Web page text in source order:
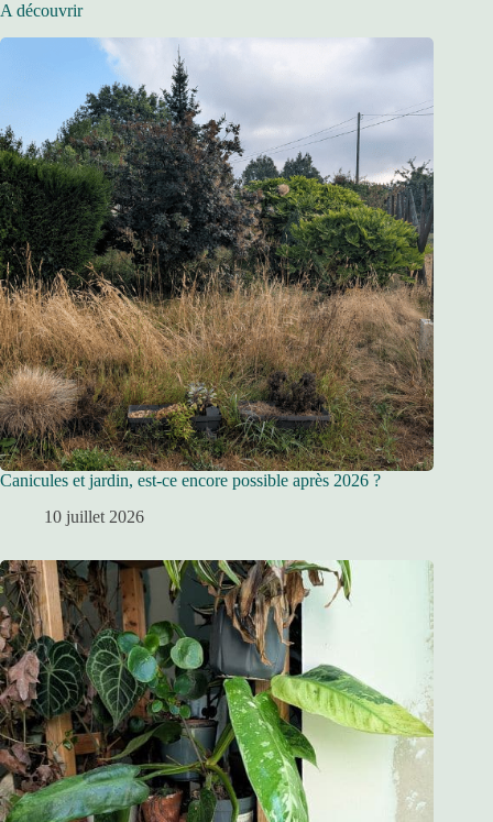
A découvrir
Canicules et jardin, est-ce encore possible après 2026 ?
10 juillet 2026